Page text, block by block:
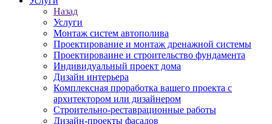
Назад
Услуги
Монтаж систем автополива
Проектирование и монтаж дренажной системы
Проектироваине и строительство фундамента
Индивидуальный проект дома
Дизайн интерьера
Комплексная проработка вашего проекта с
архитектором или дизайнером
Строительно-реставрационные работы
Дизайн-проекты фасадов